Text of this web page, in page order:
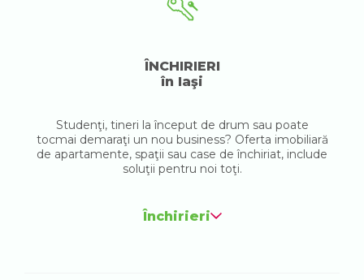
ÎNCHIRIERI
în Iaşi
Studenţi, tineri la început de drum sau poate
tocmai demaraţi un nou business? Oferta imobiliară
de apartamente, spaţii sau case de închiriat, include
soluţii pentru noi toţi.
Închirieri